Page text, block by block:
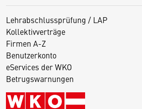
Lehrabschlussprüfung / LAP
Kollektivverträge
Firmen A-Z
Benutzerkonto
eServices der WKO
Betrugswarnungen